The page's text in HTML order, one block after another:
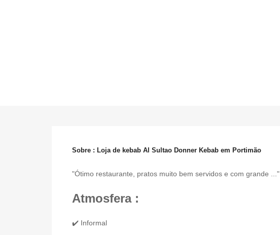
Sobre : Loja de kebab Al Sultao Donner Kebab em Portimão
"Ótimo restaurante, pratos muito bem servidos e com grande ..."
Atmosfera :
✔️ Informal